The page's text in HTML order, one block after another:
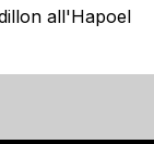
all'Hapoel